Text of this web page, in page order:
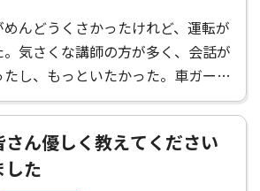
んどうくさかったけれど、運転が
気さくな講師の方が多く、会話が
し、もっといたかった。車ガール
じたけれど、たくさんごはんやさ
たし、講師の方がお店を教えてく
しかった！充実した2週間でした。
さん優しく教えてください
した